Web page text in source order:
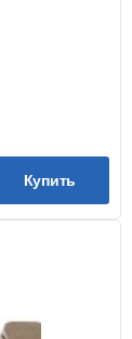
Купить